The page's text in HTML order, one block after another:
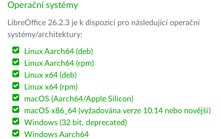
Operační systémy
LibreOffice 26.2.3 je k dispozici pro následující operační
systémy/architektury:
Linux Aarch64 (deb)
Linux Aarch64 (rpm)
Linux x64 (deb)
Linux x64 (rpm)
macOS (Aarch64/Apple Silicon)
macOS x86_64 (vyžadována verze 10.14 nebo novější)
Windows (32 bit, deprecated)
Windows Aarch64